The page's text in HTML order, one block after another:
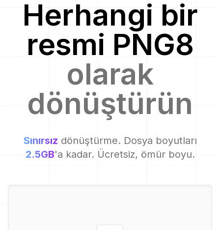
Herhangi bir
resmi PNG8
olarak
dönüştürün
Sınırsız dönüştürme. Dosya boyutları
2.5GB'a kadar. Ücretsiz, ömür boyu.